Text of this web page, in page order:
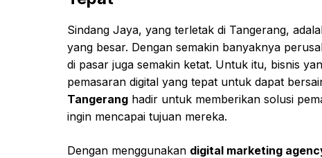
Sindang Jaya, yang terletak di Tangerang,
yang besar. Dengan semakin banyaknya
di pasar juga semakin ketat. Untuk itu, bisnis
pemasaran digital yang tepat untuk dapat
Tangerang hadir untuk memberikan solusi
ingin mencapai tujuan mereka.
Dengan menggunakan digital marketing